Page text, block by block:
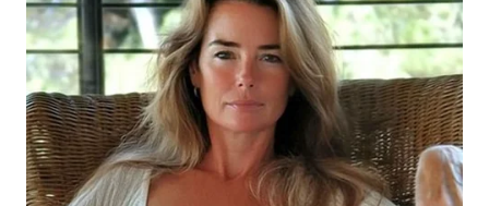
WN
BOROBUDUR
WN
MADURA
WN
SURABAYA